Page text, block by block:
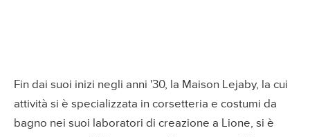
Fin dai suoi inizi negli anni '30, la Maison Lejaby, la cui
attività si è specializzata in corsetteria e costumi da
bagno nei suoi laboratori di creazione a Lione, si è